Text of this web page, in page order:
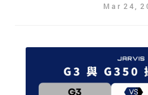
Mar 24
建立新帳
快速連結